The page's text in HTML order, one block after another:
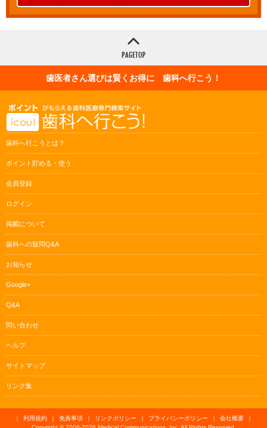
歯医者さん選びは賢くお得に 歯科へ行こう！
歯科へ行こうとは？
ポイント貯める・使う
会員登録
ログイン
掲載について
歯科への疑問Q&A
お知らせ
Google+
Q&A
問い合わせ
ヘルプ
サイトマップ
リンク集
｜ 利用規約 ｜ 免責事項 ｜ リンクポリシー ｜ プライバシーポリシー ｜ 会社概要
｜